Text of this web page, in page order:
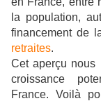
la population,
financement de
retraites.
Cet aperçu nous
croissance
France. Voilà